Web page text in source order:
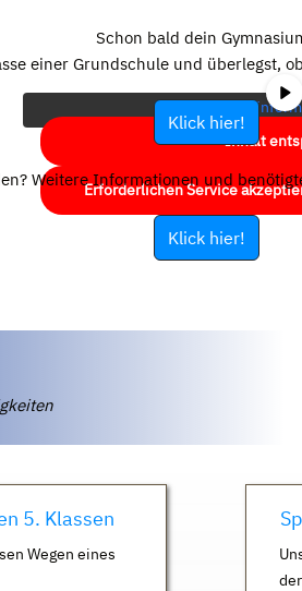
eigentlichen Inhalt zuzugreifen,
Bitte beachten Sie, dass dabei
Mehr
Inhalt
Erforderlichen Service
Schon bald dein
einer Grundschule und überlegst,
Klick hier!
Weitere Informationen und
Klick hier!
5. Klassen
Wegen eines